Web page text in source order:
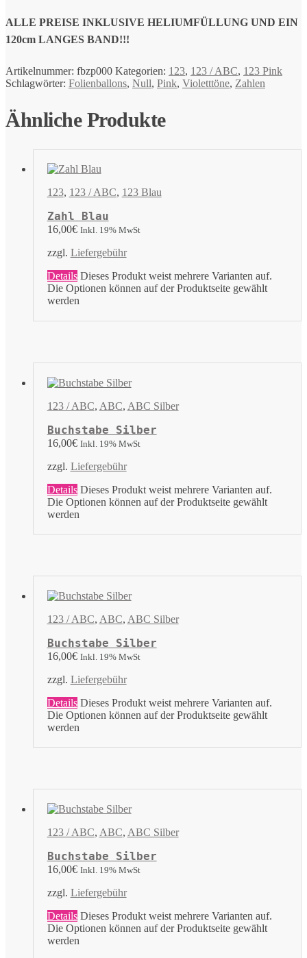
ALLE PREISE INKLUSIVE HELIUMFÜLLUNG UND EIN
120cm LANGES BAND!!!
Artikelnummer: fbzp000 Kategorien: 123, 123 / ABC, 123 Pink
Schlagwörter: Folienballons, Null, Pink, Violetttöne, Zahlen
Ähnliche Produkte
123, 123 / ABC, 123 Blau
Zahl Blau
16,00€ Inkl. 19% MwSt
zzgl. Liefergebühr
Details Dieses Produkt weist mehrere Varianten auf.
Die Optionen können auf der Produktseite gewählt
werden
123 / ABC, ABC, ABC Silber
Buchstabe Silber
16,00€ Inkl. 19% MwSt
zzgl. Liefergebühr
Details Dieses Produkt weist mehrere Varianten auf.
Die Optionen können auf der Produktseite gewählt
werden
123 / ABC, ABC, ABC Silber
Buchstabe Silber
16,00€ Inkl. 19% MwSt
zzgl. Liefergebühr
Details Dieses Produkt weist mehrere Varianten auf.
Die Optionen können auf der Produktseite gewählt
werden
123 / ABC, ABC, ABC Silber
Buchstabe Silber
16,00€ Inkl. 19% MwSt
zzgl. Liefergebühr
Details Dieses Produkt weist mehrere Varianten auf.
Die Optionen können auf der Produktseite gewählt
werden